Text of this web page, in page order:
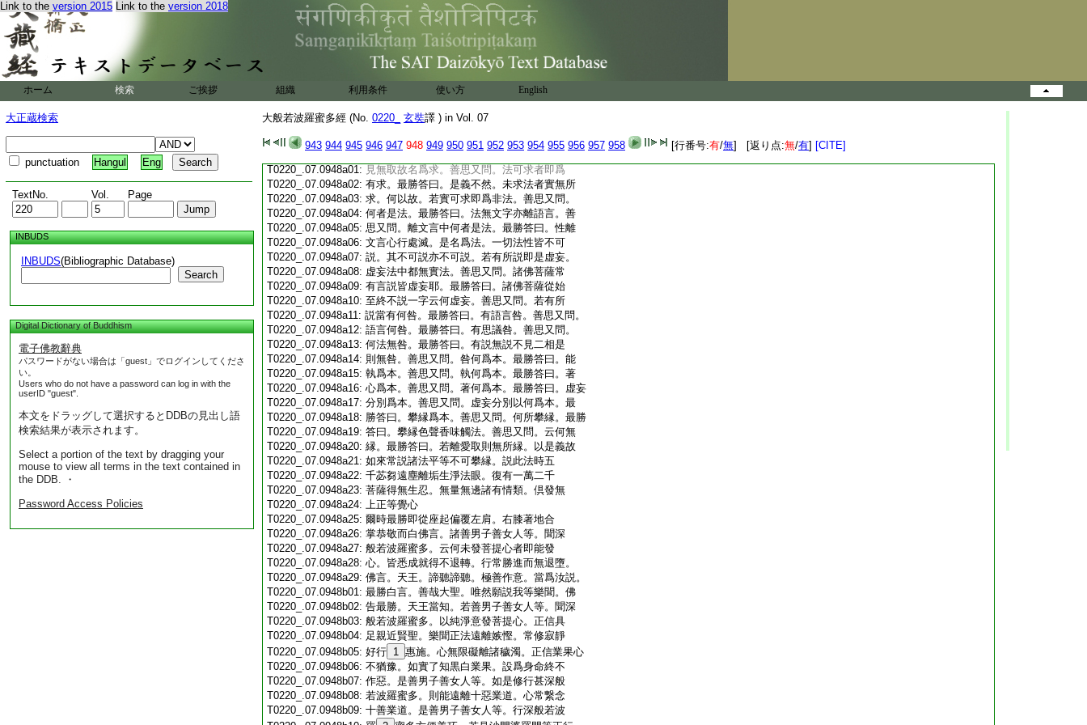
Link to the version 2015 Link to the version 2018
ホーム 検索 ご挨拶 組織 利用条件 使い方 English
大正蔵検索
punctuation Hangul Eng
TextNo. Vol. Page
INBUDS
INBUDS(Bibliographic Database)
Search
Digital Dictionary of Buddhism
電子佛教辭典
パスワードがない場合は「guest」でログインしてくださ
い。
Users who do not have a password can log in with the
userID "guest".
本文をドラッグして選択するとDDBの見出し語
検索結果が表示されます。
Select a portion of the text by dragging your
mouse to view all terms in the text contained in
the DDB. ・
Password Access Policies
大般若波羅蜜多經 (No. 0220_ 玄奘譯 ) in Vol. 07
943 944 945 946 947 948 949 950 951 952 953 954 955 956 957 958 [行番号:有/無] [返り点:無/有] [CITE]
T0220_.07.0947c19:答曰。當於畢竟不生際求。善思又問。此不生
T0220_.07.0947c20: 際復於何求。最勝答曰。此際當於無知際求。
T0220_.07.0947c21:善思又問。無知際者即無所知。云何此際當
T0220_.07.0947c22:
於彼求。最勝答曰。若有所知求不可得。以無
知故於彼際求。善思又問。此際離言云何可
T0220_.07.0947c24:求。最勝答曰。以語言斷是故可求。善思又
T0220_.07.0947c25:問。此語言云何斷。最勝答曰。諸法依義不依
T0220_.07.0947c26:
語故。善思又問。云何依義。最勝答曰。不見
T0220_.07.0947c27:
義相。善思又問。云何不見。最勝答曰。不起分
T0220_.07.0947c28: 別。義是所依我爲能依。無此二事故名不見。
T0220_.07.0948a01: 見無取故名爲求。善思又問。法可求者即爲
T0220_.07.0948a02: 有求。最勝答曰。是義不然。未求法者實無所
T0220_.07.0948a03: 求。何以故。若實可求即爲非法。善思又問。
T0220_.07.0948a04: 何者是法。最勝答曰。法無文字亦離語言。善
T0220_.07.0948a05: 思又問。離文言中何者是法。最勝答曰。性離
T0220_.07.0948a06: 文言心行處滅。是名爲法。一切法性皆不可
T0220_.07.0948a07: 説。其不可説亦不可説。若有所説即是虚妄。
T0220_.07.0948a08: 虚妄法中都無實法。善思又問。諸佛菩薩常
T0220_.07.0948a09: 有言説皆虚妄耶。最勝答曰。諸佛菩薩從始
T0220_.07.0948a10: 至終不説一字云何虚妄。善思又問。若有所
T0220_.07.0948a11: 説當有何咎。最勝答曰。有語言咎。善思又問。
T0220_.07.0948a12: 語言何咎。最勝答曰。有思議咎。善思又問。
T0220_.07.0948a13: 何法無咎。最勝答曰。有説無説不見二相是
T0220_.07.0948a14: 則無咎。善思又問。咎何爲本。最勝答曰。能
T0220_.07.0948a15: 執爲本。善思又問。執何爲本。最勝答曰。著
T0220_.07.0948a16: 心爲本。善思又問。著何爲本。最勝答曰。虚妄
T0220_.07.0948a17: 分別爲本。善思又問。虚妄分別以何爲本。最
T0220_.07.0948a18: 勝答曰。攀縁爲本。善思又問。何所攀縁。最勝
T0220_.07.0948a19: 答曰。攀縁色聲香味觸法。善思又問。云何無
T0220_.07.0948a20: 縁。最勝答曰。若離愛取則無所縁。以是義故
T0220_.07.0948a21: 如來常説諸法平等不可攀縁。説此法時五
T0220_.07.0948a22: 千苾芻遠塵離垢生淨法眼。復有一萬二千
T0220_.07.0948a23: 菩薩得無生忍。無量無邊諸有情類。倶發無
T0220_.07.0948a24: 上正等覺心
T0220_.07.0948a25: 爾時最勝即從座起偏覆左肩。右膝著地合
T0220_.07.0948a26: 掌恭敬而白佛言。諸善男子善女人等。聞深
T0220_.07.0948a27: 般若波羅蜜多。云何未發菩提心者即能發
T0220_.07.0948a28: 心。皆悉成就得不退轉。行常勝進而無退墮。
T0220_.07.0948a29: 佛言。天王。諦聽諦聽。極善作意。當爲汝説。
T0220_.07.0948b01: 最勝白言。善哉大聖。唯然願説我等樂聞。佛
T0220_.07.0948b02: 告最勝。天王當知。若善男子善女人等。聞深
T0220_.07.0948b03: 般若波羅蜜多。以純淨意發菩提心。正信具
T0220_.07.0948b04: 足親近賢聖。樂聞正法遠離嫉慳。常修寂靜
T0220_.07.0948b05: 好行 1 惠施。心無限礙離諸穢濁。正信業果心
T0220_.07.0948b06: 不猶豫。如實了知黒白業果。設爲身命終不
T0220_.07.0948b07: 作惡。是善男子善女人等。如是修行甚深般
T0220_.07.0948b08: 若波羅蜜多。則能遠離十惡業道。心常繋念
T0220_.07.0948b09: 十善業道。是善男子善女人等。行深般若波